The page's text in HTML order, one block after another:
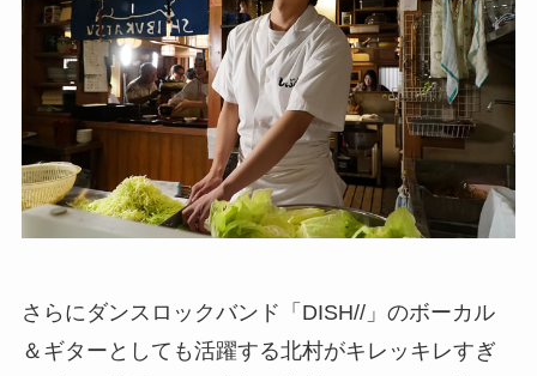
さらにダンスロックバンド「DISH//」のボーカル
＆ギターとしても活躍する北村がキレッキレすぎ